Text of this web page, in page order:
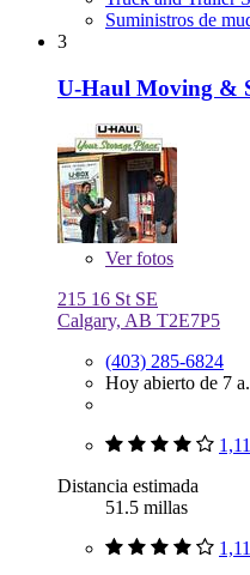
Suministros de
3
U-Haul Moving &
Verfotos
215 16 St SE
Calgary, AB T2E7P5
(403) 285-6824
Hoy abierto de 7
Distancia estimada
51.5 millas